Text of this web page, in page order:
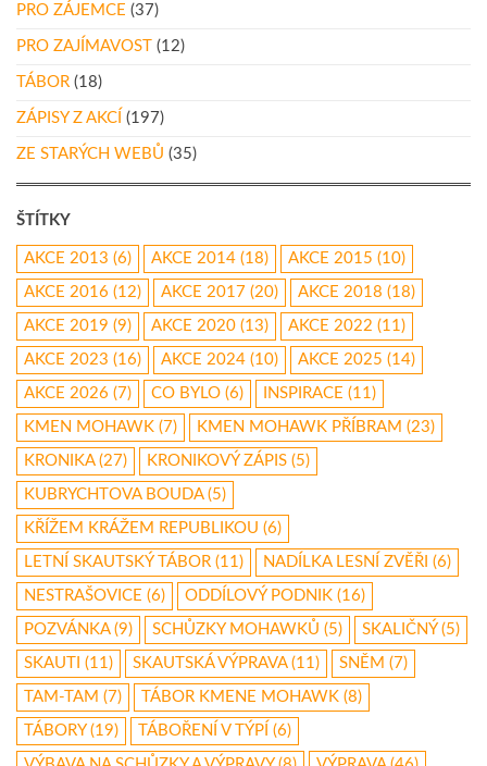
PRO ZÁJEMCE (37)
PRO ZAJÍMAVOST (12)
TÁBOR (18)
ZÁPISY Z AKCÍ (197)
ZE STARÝCH WEBŮ (35)
ŠTÍTKY
AKCE 2013 (6) AKCE 2014 (18) AKCE 2015 (10)
AKCE 2016 (12) AKCE 2017 (20) AKCE 2018 (18)
AKCE 2019 (9) AKCE 2020 (13) AKCE 2022 (11)
AKCE 2023 (16) AKCE 2024 (10) AKCE 2025 (14)
AKCE 2026 (7) CO BYLO (6) INSPIRACE (11)
KMEN MOHAWK (7) KMEN MOHAWK PŘÍBRAM (23)
KRONIKA(27) KRONIKOVÝ ZÁPIS (5)
KUBRYCHTOVA BOUDA(5)
KŘÍŽEM KRÁŽEM REPUBLIKOU (6)
LETNÍ SKAUTSKÝ TÁBOR (11) NADÍLKA LESNÍ ZVĚŘI (6)
NESTRAŠOVICE (6) ODDÍLOVÝ PODNIK (16)
POZVÁNKA(9) SCHŮZKY MOHAWKŮ (5) SKALIČNÝ(5)
SKAUTI (11) SKAUTSKÁ VÝPRAVA(11) SNĚM (7)
TAM-TAM (7) TÁBOR KMENE MOHAWK (8)
TÁBORY(19) TÁBOŘENÍ V TÝPÍ (6)